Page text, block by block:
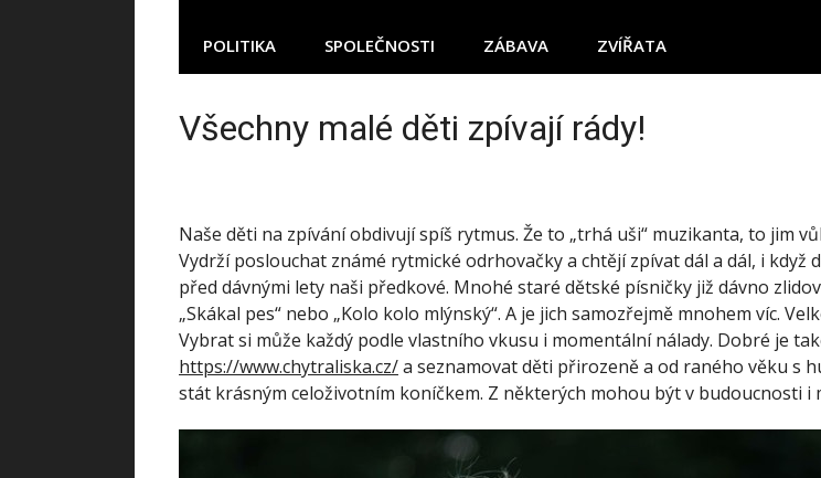
POLITIKA SPOLEČNOSTI ZÁBAVA ZVÍŘATA
Všechny malé děti zpívají rády!
Naše děti na zpívání obdivují spíš rytmus. Že to „trhá uši“ muzikanta, to jim
Vydrží poslouchat známé rytmické odrhovačky a chtějí zpívat dál a dál, i
před dávnými lety naši předkové. Mnohé staré dětské písničky již dávno
„Skákal pes“ nebo „Kolo kolo mlýnský“. A je jich samozřejmě mnohem víc.
Vybrat si může každý podle vlastního vkusu i momentální nálady. Dobré je
https://www.chytraliska.cz/a seznamovat děti přirozeně a od raného věku s
stát krásným celoživotním koníčkem. Z některých mohou být v budoucnosti